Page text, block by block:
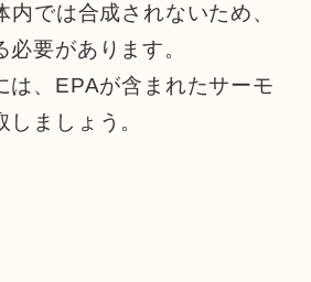
内では合成されないため、
要があります。
は、EPAが含まれたサーモ
ましょう。